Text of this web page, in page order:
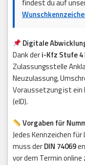
findest du auf
Digitale
Dank deri-Kfz Stufe 4
Zulassungsstelle
Neuzulassung,
Voraussetzung ist ein
(eID).
Vorgaben für
Jedes Kennzeichen
muss derDIN 74069
vor dem Termin